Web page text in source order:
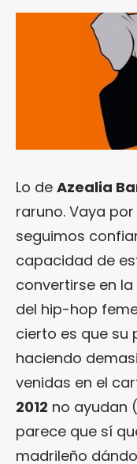
Lo de Azealia
raruno. Vaya
seguimos
capacidad de
convertirse en
del hip-hop
cierto es que su
haciendo
venidas en el
2012 no ayudan
parece que sí
madrileño